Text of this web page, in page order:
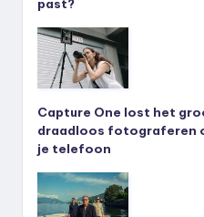
past?
Capture One lost het
draadloos fotograferen
je telefoon